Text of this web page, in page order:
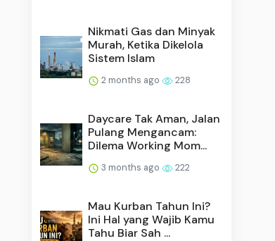
Nikmati Gas dan Minyak
Murah, Ketika Dikelola
Sistem Islam
2 months ago 228
Daycare Tak Aman, Jalan
Pulang Mengancam:
Dilema Working Mom...
3 months ago 222
Mau Kurban Tahun Ini?
Ini Hal yang Wajib Kamu
Tahu Biar Sah ...